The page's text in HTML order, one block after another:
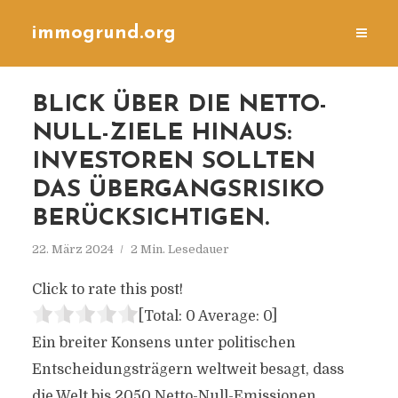
immogrund.org
BLICK ÜBER DIE NETTO-
NULL-ZIELE HINAUS:
INVESTOREN SOLLTEN
DAS ÜBERGANGSRISIKO
BERÜCKSICHTIGEN.
22. März 2024 2 Min. Lesedauer
Click to rate this post!
[Total: 0 Average: 0]
Ein breiter Konsens unter politischen
Entscheidungsträgern weltweit besagt, dass